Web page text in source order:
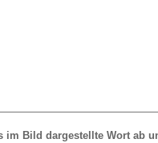
im Bild dargestellte Wort ab